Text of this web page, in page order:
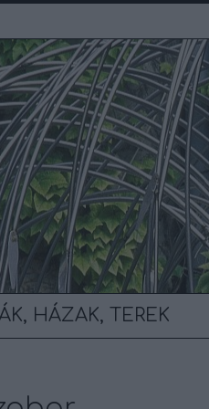
HÁZAK, TEREK